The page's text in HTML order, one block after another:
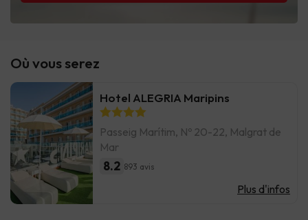
Où vous serez
Hotel ALEGRIA Maripins
Passeig Marítim, Nº 20-22, Malgrat de
Mar
8.2 893 avis
Plus d'infos